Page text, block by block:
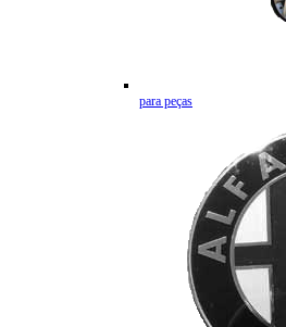
para peças